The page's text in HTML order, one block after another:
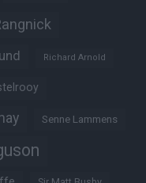
Richard Arnold
Senne Lammens